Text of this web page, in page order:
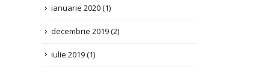
decembrie 2019(2)
iulie 2019(1)
aprilie 2019(1)